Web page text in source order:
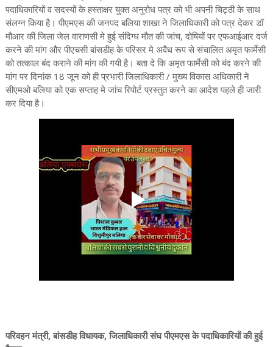
पदाधिकारियों व सदस्यों के हस्ताक्षर युक्त अनुरोध पत्र को भी अपनी चिट्ठी के साथ
संलग्न किया है। पीएमएस की जनपद बलिया शाखा ने जिलाधिकारी को पत्र देकर डॉ
मौआर की जिला जेल वाराणसी मे हुई संदिग्ध मौत की जांच, दोषियों पर एफआईआर दर्ज
करने की मांग और पीएचसी बांसडीह के परिसर मे अवैध रूप से संचालित अमृत फार्मेसी
को तत्काल बंद कराने की मांग की गयी है। बता दे कि अमृत फार्मेसी को बंद करने की
मांग पर दिनांक 18 जून को ही प्रभारी जिलाधिकारी / मुख्य विकास अधिकारी ने
सीएमओ बलिया को एक सप्ताह मे जांच रिपोर्ट प्रस्तुत करने का आदेश पहले ही जारी
कर दिया है।
परिवहन मंत्री, बांसडीह विधायक, जिलाधिकारी संघ पीएमएस के पदाधिकारियों की हुई